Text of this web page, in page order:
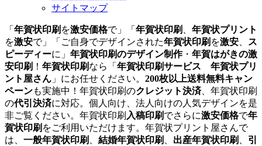
サイトマップ
「 年賀状印刷 を激安価格で」「 年賀状印刷
年賀状プリント
を激安で」「ご自身でデザインされた年賀状印刷 を激安
ス
ピーディーに」 年賀状印刷のデザイン制作・ 年賀はがきの激
安印刷 ！ 年賀状印刷 なら「 年賀状印刷サービス 年賀状プリ
ント屋さん 」にお任せください。 200枚以上送料無料キャン
ペーンも実施中！年賀状印刷のクレジット決済、年賀状印刷
の代引決済に対応。個人向け、法人向けの人気デザインを是
非ご覧ください。年賀状印刷 入稿印刷 でさらに激安価格で年
賀状印刷 をご利用いただけます。年賀状プリント屋さんで
は、 一般年賀状印刷 結婚年賀状印刷 出産年賀状印刷
引